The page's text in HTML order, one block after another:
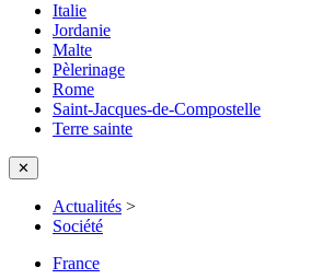
Italie
Jordanie
Malte
Pèlerinage
Rome
Saint-Jacques-de-Compostelle
Terre sainte
✕
Actualités >
Société
France